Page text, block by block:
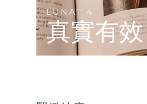
LUNATM 4
真實有效
LUNA™護膚
Premium cleansers &
LUNA™ 設備
面膜
Rejuvenation &
issa™ Teeth
Dual LED + sonic device
FAQ™ 103
Luxurious clinical anti-
FAQ™ 211
Anti-aging neck &
FAQ™ Scalp
Scalp recovery
FAQ™ 502
Full-Spectrum Red
保健品
專業治療